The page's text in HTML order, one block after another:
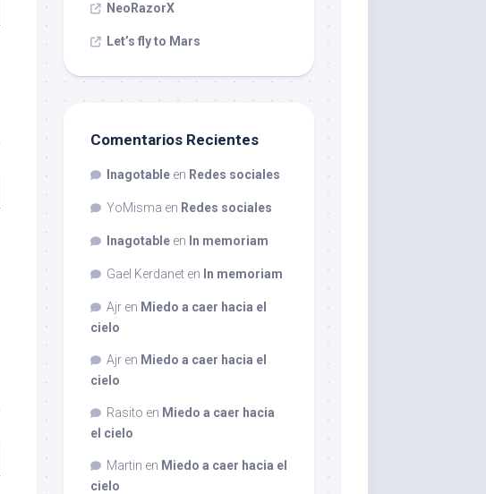
NeoRazorX
Let’s fly to Mars
Comentarios Recientes
Inagotable en Redes sociales
YoMisma en Redes sociales
Inagotable en In memoriam
Gael Kerdanet en In memoriam
Ajr en Miedo a caer hacia el
cielo
Ajr en Miedo a caer hacia el
cielo
Rasito en Miedo a caer hacia
el cielo
Martin en Miedo a caer hacia el
cielo